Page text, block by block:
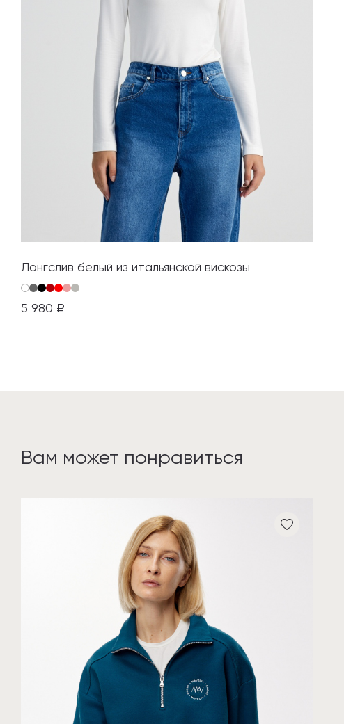
Лонгслив белый из итальянской вискозы
5 980 ₽
Вам может понравиться